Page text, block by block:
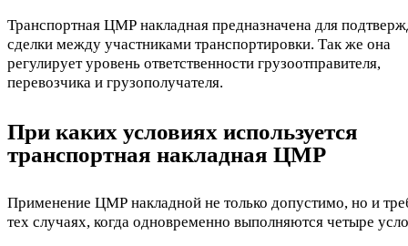
Транспортная ЦМР накладная предназначена для
сделки между участниками транспортировки. Так же она
регулирует уровень ответственности грузоотправителя,
перевозчика и грузополучателя.
При каких условиях используется
транспортная накладная ЦМР
Применение ЦМР накладной не только допустимо, но и
тех случаях, когда одновременно выполняются четыре